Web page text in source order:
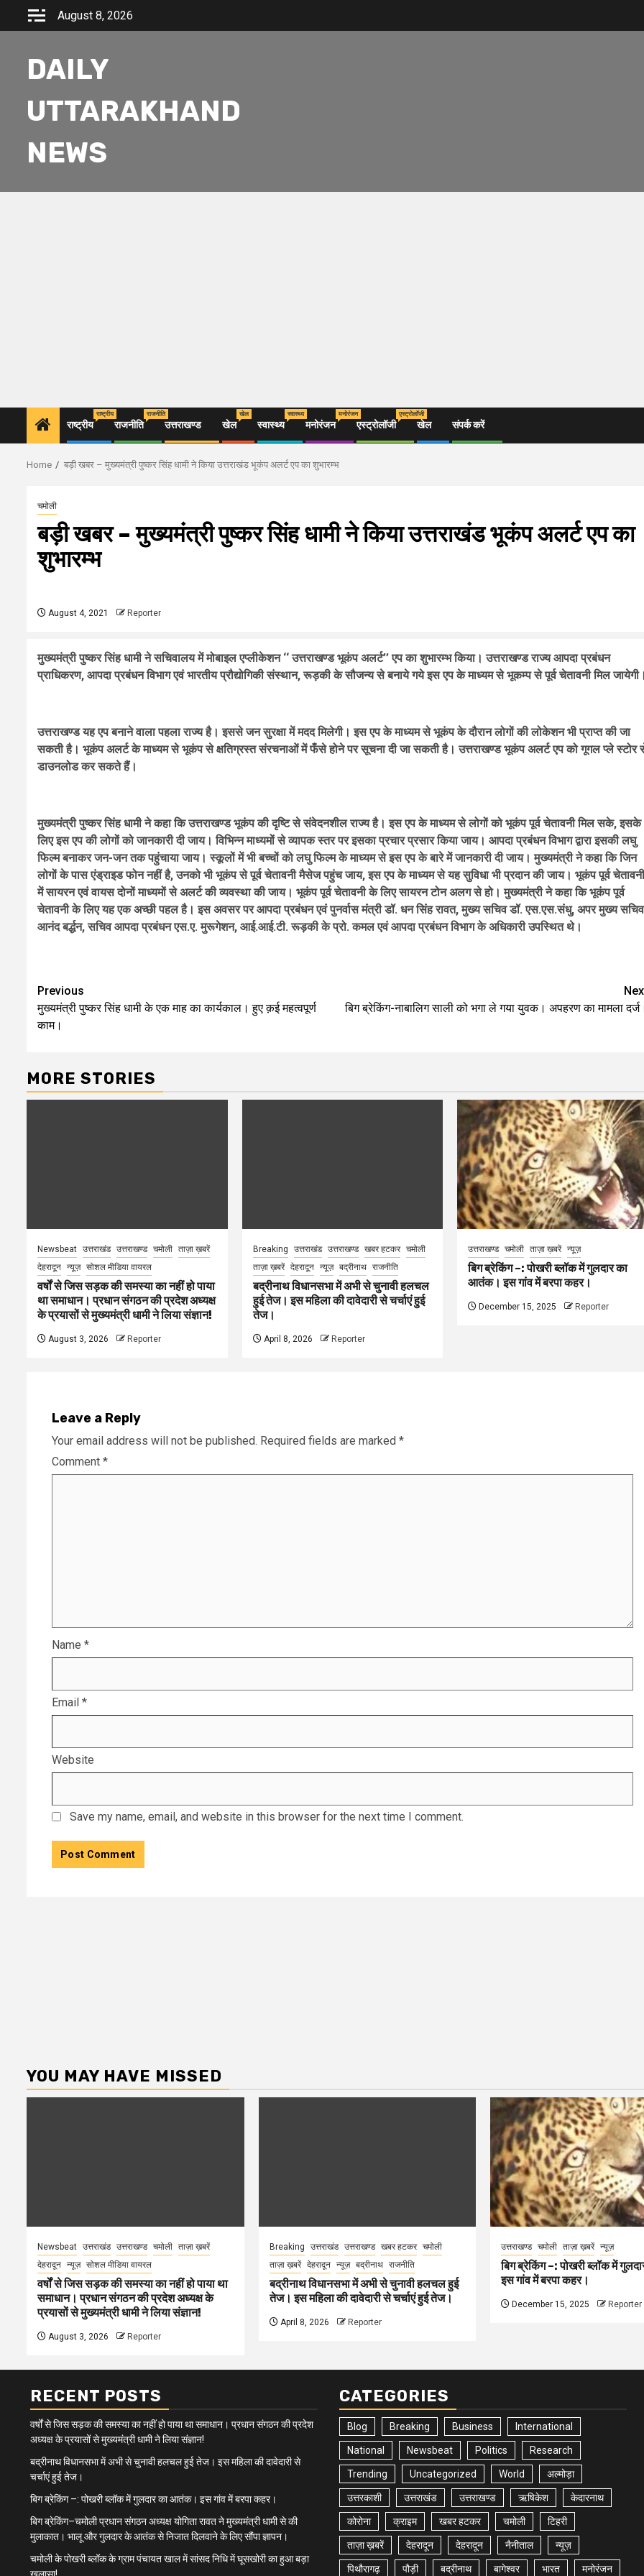
August 8, 2026
DAILY
UTTARAKHAND
NEWS
राष्ट्रीय
राष्ट्रीय
राजनीति
राजनीति
उत्तराखण्ड खेल
खेल
स्वास्थ्य
स्वास्थ्य
मनोरंजन
मनोरंजन
एस्ट्रोलॉजी
एस्ट्रोलॉजी
खेल संपर्क करें
Home बड़ी खबर – मुख्यमंत्री पुष्कर सिंह धामी ने किया उत्तराखंड भूकंप अलर्ट एप का शुभारम्भ
चमोली
बड़ी खबर – मुख्यमंत्री पुष्कर सिंह धामी ने किया उत्तराखंड भूकंप अलर्ट एप का
शुभारम्भ
August 4, 2021 Reporter
मुख्यमंत्री पुष्कर सिंह धामी ने सचिवालय में मोबाइल एप्लीकेशन ‘‘ उत्तराखण्ड भूकंप अलर्ट’’ एप का शुभारम्भ किया। उत्तराखण्ड राज्य आपदा प्रबंधन
प्राधिकरण, आपदा प्रबंधन विभाग एवं भारतीय प्रौद्योगिकी संस्थान, रूड़की के सौजन्य से बनाये गये इस एप के माध्यम से भूकम्प से पूर्व चेतावनी मिल जायेगी।
उत्तराखण्ड यह एप बनाने वाला पहला राज्य है। इससे जन सुरक्षा में मदद मिलेगी। इस एप के माध्यम से भूकंप के दौरान लोगों की लोकेशन भी प्राप्त की जा
सकती है। भूकंप अलर्ट के माध्यम से भूकंप से क्षतिग्रस्त संरचनाओं में फँसे होने पर सूचना दी जा सकती है। उत्तराखण्ड भूकंप अलर्ट एप को गूगल प्ले स्टोर
डाउनलोड कर सकते हैं।
मुख्यमंत्री पुष्कर सिंह धामी ने कहा कि उत्तराखण्ड भूकंप की दृष्टि से संवेदनशील राज्य है। इस एप के माध्यम से लोगों को भूकंप पूर्व चेतावनी मिल सके, इसके
लिए इस एप की लोगों को जानकारी दी जाय। विभिन्न माध्यमों से व्यापक स्तर पर इसका प्रचार प्रसार किया जाय। आपदा प्रबंधन विभाग द्वारा इसकी लघु
फिल्म बनाकर जन-जन तक पहुंचाया जाय। स्कूलों में भी बच्चों को लघु फिल्म के माध्यम से इस एप के बारे में जानकारी दी जाय। मुख्यमंत्री ने कहा कि जिन
लोगों के पास एंड्राइड फोन नहीं है, उनको भी भूकंप से पूर्व चेतावनी मैसेज पहुंच जाय, इस एप के माध्यम से यह सुविधा भी प्रदान की जाय। भूकंप पूर्व चेतावनी
में सायरन एवं वायस दोनों माध्यमों से अलर्ट की व्यवस्था की जाय। भूकंप पूर्व चेतावनी के लिए सायरन टोन अलग से हो। मुख्यमंत्री ने कहा कि भूकंप पूर्व
चेतावनी के लिए यह एक अच्छी पहल है। इस अवसर पर आपदा प्रबंधन एवं पुनर्वास मंत्री डॉ. धन सिंह रावत, मुख्य सचिव डॉ. एस.एस.संधु, अपर मुख्य सचिव
आनंद बर्द्धन, सचिव आपदा प्रबंधन एस.ए. मुरूगेशन, आई.आई.टी. रूड़की के प्रो. कमल एवं आपदा प्रबंधन विभाग के अधिकारी उपस्थित थे।
Post
navigation
Previous
मुख्यमंत्री पुष्कर सिंह धामी के एक माह का कार्यकाल। हुए क़ई महत्वपूर्ण
काम।
बिग ब्रेकिंग-नाबालिग साली को भगा ले गया युवक। अपहरण का मामला दर्ज।
MORE STORIES
Newsbeat उत्तराखंड उत्तराखण्ड चमोली ताज़ा ख़बरें
देहरादून न्यूज़ सोशल मीडिया वायरल
वर्षों से जिस सड़क की समस्या का नहीं हो पाया
था समाधान। प्रधान संगठन की प्रदेश अध्यक्ष
के प्रयासों से मुख्यमंत्री धामी ने लिया संज्ञान!
August 3, 2026 Reporter
Breaking उत्तराखंड उत्तराखण्ड खबर हटकर चमोली
ताज़ा ख़बरें देहरादून न्यूज़ बद्रीनाथ राजनीति
बद्रीनाथ विधानसभा में अभी से चुनावी हलचल
हुई तेज। इस महिला की दावेदारी से चर्चाएं हुई
तेज।
April 8, 2026 Reporter
उत्तराखण्ड चमोली ताज़ा ख़बरें न्यूज़
बिग ब्रेकिंग –: पोखरी ब्लॉक में गुलदार का
आतंक। इस गांव में बरपा कहर।
December 15, 2025 Reporter
Leave a Reply
Your email address will not be published. Required fields are marked *
Comment *
Name *
Email *
Website
Save my name, email, and website in this browser for the next time I comment.
YOU MAY HAVE MISSED
Newsbeat उत्तराखंड उत्तराखण्ड चमोली ताज़ा ख़बरें
देहरादून न्यूज़ सोशल मीडिया वायरल
वर्षों से जिस सड़क की समस्या का नहीं हो पाया था
समाधान। प्रधान संगठन की प्रदेश अध्यक्ष के
प्रयासों से मुख्यमंत्री धामी ने लिया संज्ञान!
August 3, 2026 Reporter
Breaking उत्तराखंड उत्तराखण्ड खबर हटकर
चमोली
ताज़ा ख़बरें
देहरादून न्यूज़ बद्रीनाथ राजनीति
बद्रीनाथ विधानसभा में अभी से चुनावी हलचल हुई
तेज। इस महिला की दावेदारी से चर्चाएं हुई तेज।
April 8, 2026 Reporter
उत्तराखण्ड चमोली ताज़ा ख़बरें न्यूज़
बिग ब्रेकिंग –: पोखरी ब्लॉक में
इस गांव में बरपा कहर।
December 15, 2025 Reporter
RECENT POSTS
वर्षों से जिस सड़क की समस्या का नहीं हो पाया था समाधान। प्रधान संगठन की प्रदेश
अध्यक्ष के प्रयासों से मुख्यमंत्री धामी ने लिया संज्ञान!
बद्रीनाथ विधानसभा में अभी से चुनावी हलचल हुई तेज। इस महिला की दावेदारी से
चर्चाएं हुई तेज।
बिग ब्रेकिंग –: पोखरी ब्लॉक में गुलदार का आतंक। इस गांव में बरपा कहर।
बिग ब्रेकिंग–चमोली प्रधान संगठन अध्यक्ष योगिता रावत ने मुख्यमंत्री धामी से की
मुलाकात। भालू और गुलदार के आतंक से निजात दिलवाने के लिए सौंपा ज्ञापन।
चमोली के पोखरी ब्लॉक के ग्राम पंचायत खाल में सांसद निधि में घूसखोरी का हुआ बड़ा
CATEGORIES
Blog Breaking Business International
National Newsbeat Politics Research
Trending Uncategorized World अल्मोड़ा
उत्तरकाशी उत्तराखंड उत्तराखण्ड ऋषिकेश केदारनाथ
कोरोना क्राइम खबर हटकर चमोली टिहरी
ताज़ा ख़बरें देहरादून देहरादून नैनीताल न्यूज़
पिथौरागढ़ पौड़ी बद्रीनाथ बागेश्वर भारत मनोरंजन